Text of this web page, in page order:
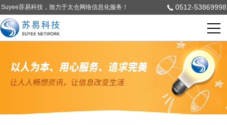
Suyee苏易科技，致力于太仓网络信息化服务！ 0512-53869998